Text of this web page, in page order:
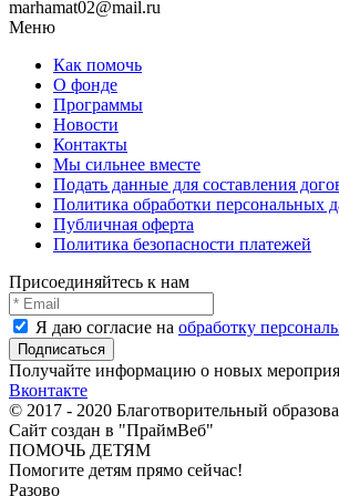
marhamat02@mail.ru
Меню
Как помочь
О фонде
Программы
Новости
Контакты
Мы сильнее вместе
Подать данные для составления
Политика обработки персональных
Публичная оферта
Политика безопасности платежей
Присоединяйтесь к нам
Я даю согласие на обработку
Получайте информацию о новых
Вконтакте
© 2017 - 2020 Благотворительный
Сайт создан в "ПраймВеб"
ПОМОЧЬ ДЕТЯМ
Помогите детям прямо сейчас!
Разово